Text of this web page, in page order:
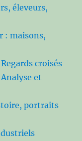
éleveurs,
: maisons,
croisés
et
portraits